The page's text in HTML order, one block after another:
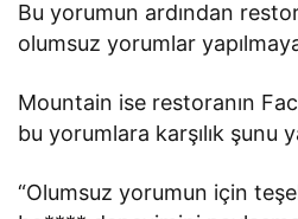
Bu yorumun ardından
olumsuz yorumlar
Mountain ise restoranın
bu yorumlara karşılık şunu
“Olumsuz yorumun için